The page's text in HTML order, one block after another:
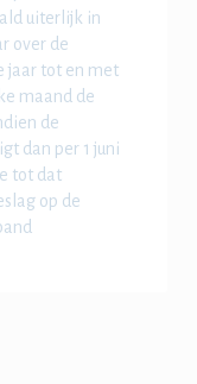
uiterlijk in
over de
jaar tot en met
maand de
de
dan per 1 juni
tot dat
op de